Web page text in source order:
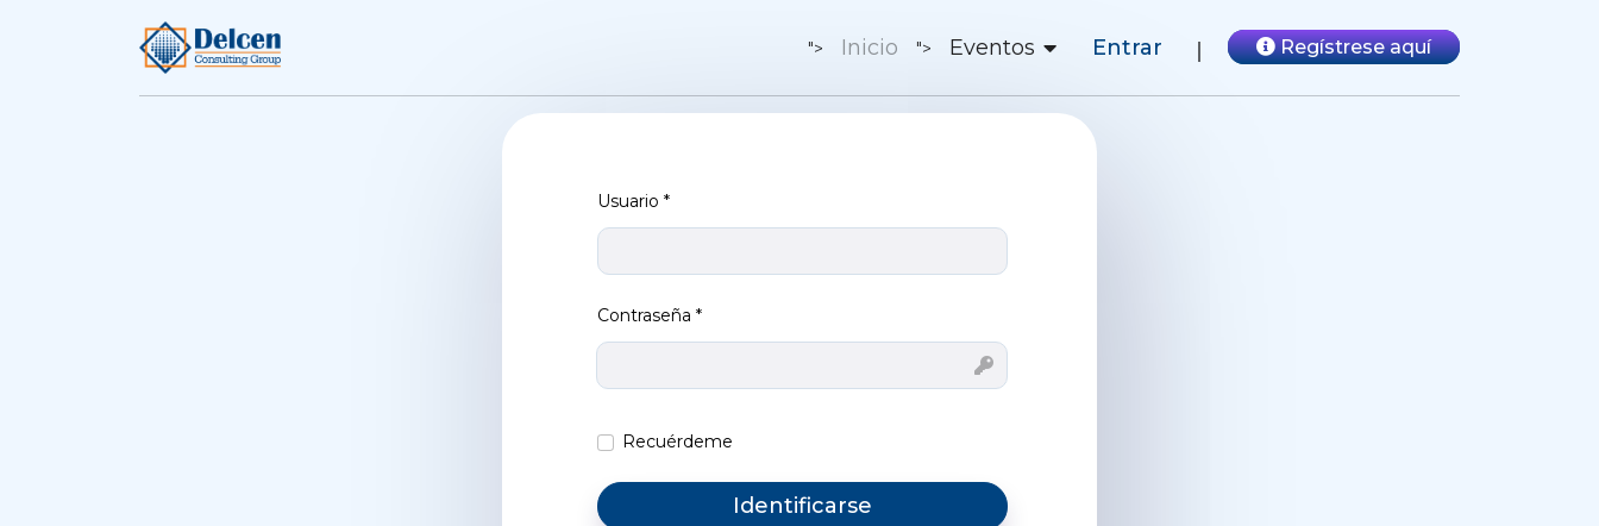
Regístrese aquí
"> Inicio "> Eventos Entrar
Usuario *
Contraseña *
Mostrar
Recuérdeme
Identificarse